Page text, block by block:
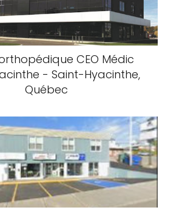
CEO Médic
- Saint-Hyacinthe,
Québec